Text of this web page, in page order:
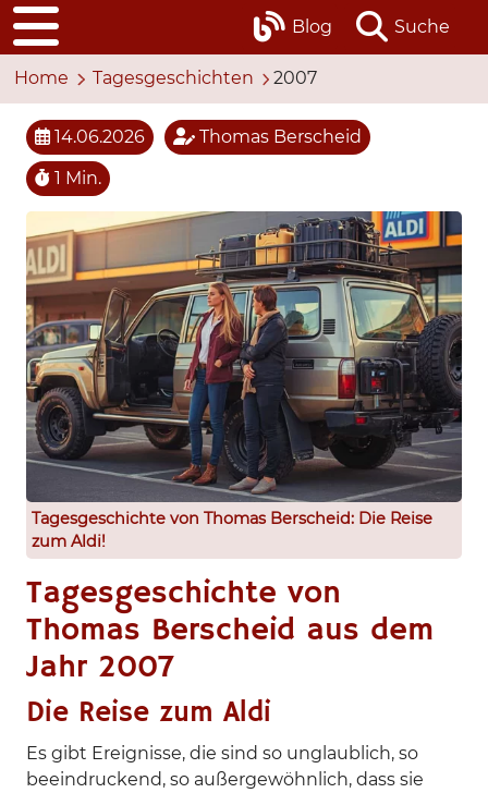
Blog Suche
Home Tagesgeschichten 2007
14.06.2026
Thomas Berscheid
1 Min.
Tagesgeschichte von Thomas Berscheid: Die Reise
zum Aldi!
Tagesgeschichte von
Thomas Berscheid aus dem
Jahr 2007
Die Reise zum Aldi
Es gibt Ereignisse, die sind so unglaublich, so
beeindruckend, so außergewöhnlich, dass sie